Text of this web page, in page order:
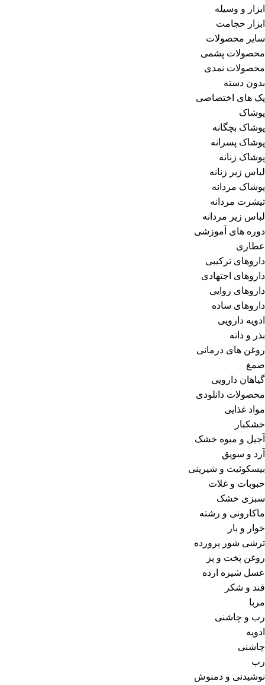
ابزار و وسیله
ابزار حجامت
سایر محصولات
محصولات پشمی
محصولات نمدی
بدون دسته
پک های اختصاصی
پوشاک
پوشاک بچگانه
پوشاک پسرانه
پوشاک زنانه
لباس زیر زنانه
پوشاک مردانه
تیشرت مردانه
لباس زیر مردانه
دوره های آموزشی
عطاری
داروهای ترکیبی
داروهای اجتهادی
داروهای روایی
داروهای ساده
ادویه دارویی
بذر و دانه
روغن های درمانی
صمغ
گیاهان دارویی
محصولات دانلودی
مواد غذایی
خشکبار
آجیل و میوه خشک
آرد و سویق
بیسکوئیت و شیرینی
حبوبات و غلات
سبزی خشک
ماکارونی و رشته
خوار و بار
ترشی شور پرورده
روغن پخت و پز
عسل شیره ارده
قند و شکر
مربا
رب و چاشنی
ادویه
چاشنی
رب
نوشیدنی و دمنوش